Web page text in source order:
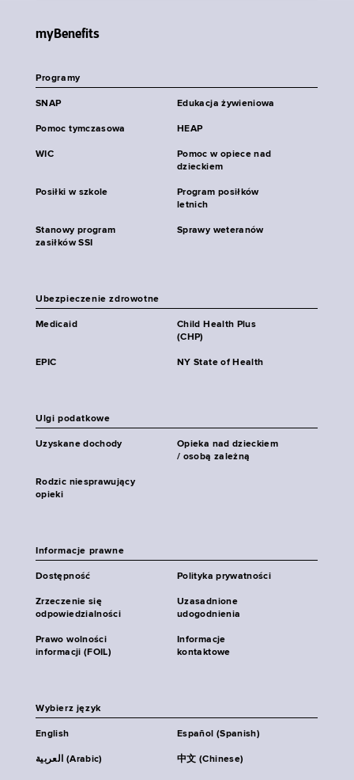
myBenefits
Programy
SNAP Edukacja żywieniowa
Pomoc tymczasowa HEAP
WIC
Pomoc w opiece nad
dzieckiem
Posiłki w szkole
Program posiłków
letnich
Stanowy program
zasiłków SSI
Sprawy weteranów
Ubezpieczenie zdrowotne
Medicaid
Child Health Plus
(CHP)
EPIC NY State of Health
Ulgi podatkowe
Uzyskane dochody
Opieka nad dzieckiem
/ osobą zależną
Rodzic niesprawujący
opieki
Informacje prawne
Dostępność Polityka prywatności
Zrzeczenie się
odpowiedzialności
Uzasadnione
udogodnienia
Prawo wolności
informacji (FOIL)
Informacje
kontaktowe
Wybierz język
English Español (Spanish)
العربية (Arabic) 中文 (Chinese)